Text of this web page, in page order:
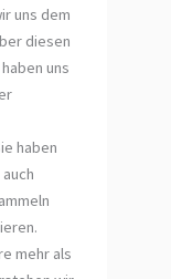
uns dem
diesen
uns
haben
mehr als